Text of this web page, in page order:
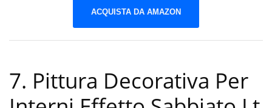
ACQUISTA DA AMAZON
7. Pittura Decorativa Per